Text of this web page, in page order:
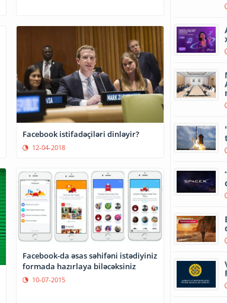
Facebook istifadəçiləri dinləyir?
12-04-2018
Facebook-da əsas səhifəni istədiyiniz
formada hazırlaya biləcəksiniz
10-07-2015